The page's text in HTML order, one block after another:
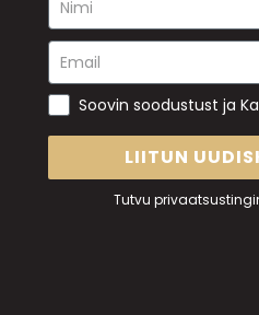
Soovin soodustust ja
LIITUN
Tutvu